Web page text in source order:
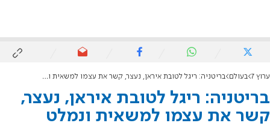
ערוץ 7 בעולם בריטניה: ריגל לטובת איראן, נעצר, קשר את עצמו למשאית ונמלט
בריטניה: ריגל לטובת איראן, נעצר,
קשר את עצמו למשאית ונמלט